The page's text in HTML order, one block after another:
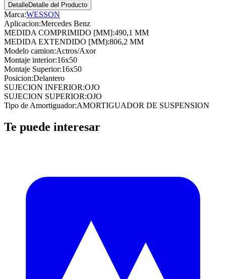
DetalleDetalle del Producto
Marca:WESSON
Aplicacion:Mercedes Benz
MEDIDA COMPRIMIDO [MM]:490,1 MM
MEDIDA EXTENDIDO [MM):806,2 MM
Modelo camion:Actros/Axor
Montaje interior:16x50
Montaje Superior:16x50
Posicion:Delantero
SUJECION INFERIOR:OJO
SUJECION SUPERIOR:OJO
Tipo de Amortiguador:AMORTIGUADOR DE SUSPENSION
Te puede interesar